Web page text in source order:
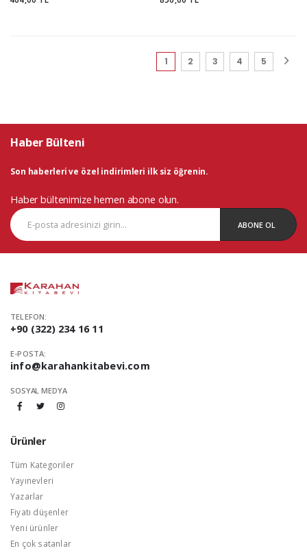
1(current)
2 3 4 5
Haber Bülteni
Son haberleri ve özel indirimleri ilk siz öğrenin.
Haber bültenimize hemen abone olun.
ABONE OL
TELEFON:
+90 (322) 234 16 11
E-POSTA:
info@karahankitabevi.com
SOSYAL MEDYA
Ürünler
Tüm Kategoriler
Yayınevleri
Yazarlar
Fiyatı düşenler
Yeni ürünler
En çok satanlar